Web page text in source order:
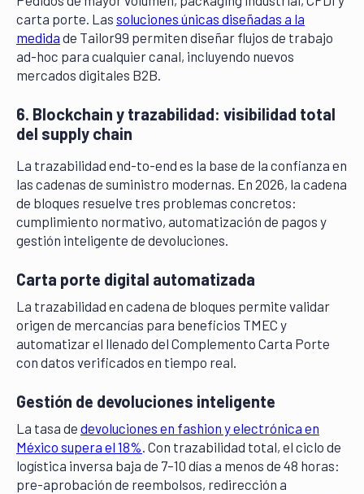
carta porte. Las soluciones únicas diseñadas a la
medida de Tailor99 permiten diseñar flujos de trabajo
ad-hoc para cualquier canal, incluyendo nuevos
mercados digitales B2B.
6. Blockchain y trazabilidad: visibilidad total
del supply chain
La trazabilidad end-to-end es la base de la confianza en
las cadenas de suministro modernas. En 2026, la cadena
de bloques resuelve tres problemas concretos:
cumplimiento normativo, automatización de pagos y
gestión inteligente de devoluciones.
Carta porte digital automatizada
La trazabilidad en cadena de bloques permite validar
origen de mercancías para beneficios TMEC y
automatizar el llenado del Complemento Carta Porte
con datos verificados en tiempo real.
Gestión de devoluciones inteligente
La tasa de devoluciones en fashion y electrónica en
México supera el 18%. Con trazabilidad total, el ciclo de
logística inversa baja de 7–10 días a menos de 48 horas:
pre-aprobación de reembolsos, redirección a